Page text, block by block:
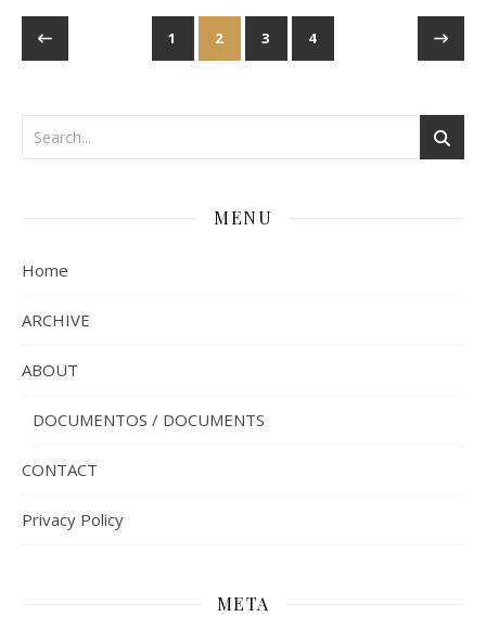
1 2 3 4
MENU
Home
ARCHIVE
ABOUT
DOCUMENTOS / DOCUMENTS
CONTACT
Privacy Policy
META